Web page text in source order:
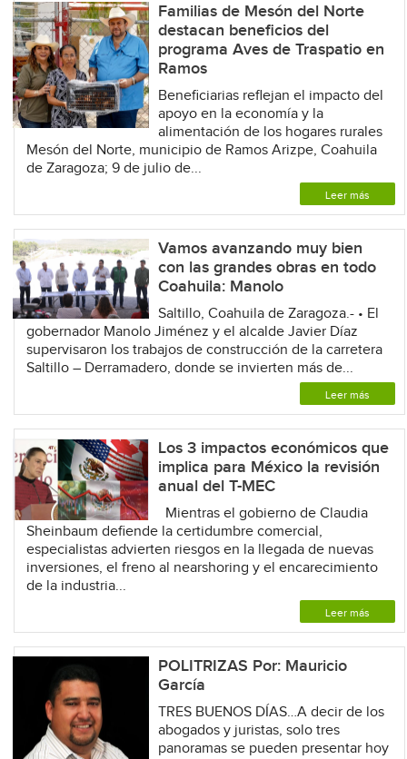
Familias de Mesón del Norte
destacan beneficios del
programa Aves de Traspatio en
Ramos
Beneficiarias reflejan el impacto del
apoyo en la economía y la
alimentación de los hogares rurales
Mesón del Norte, municipio de Ramos Arizpe, Coahuila
de Zaragoza; 9 de julio de...
Leer más
Vamos avanzando muy bien
con las grandes obras en todo
Coahuila: Manolo
Saltillo, Coahuila de Zaragoza.- • El
gobernador Manolo Jiménez y el alcalde Javier Díaz
supervisaron los trabajos de construcción de la carretera
Saltillo – Derramadero, donde se invierten más de...
Leer más
Los 3 impactos económicos que
implica para México la revisión
anual del T-MEC
Mientras el gobierno de Claudia
Sheinbaum defiende la certidumbre comercial,
especialistas advierten riesgos en la llegada de nuevas
inversiones, el freno al nearshoring y el encarecimiento
de la industria...
Leer más
POLITRIZAS Por: Mauricio
García
TRES BUENOS DÍAS…A decir de los
abogados y juristas, solo tres
panoramas se pueden presentar hoy